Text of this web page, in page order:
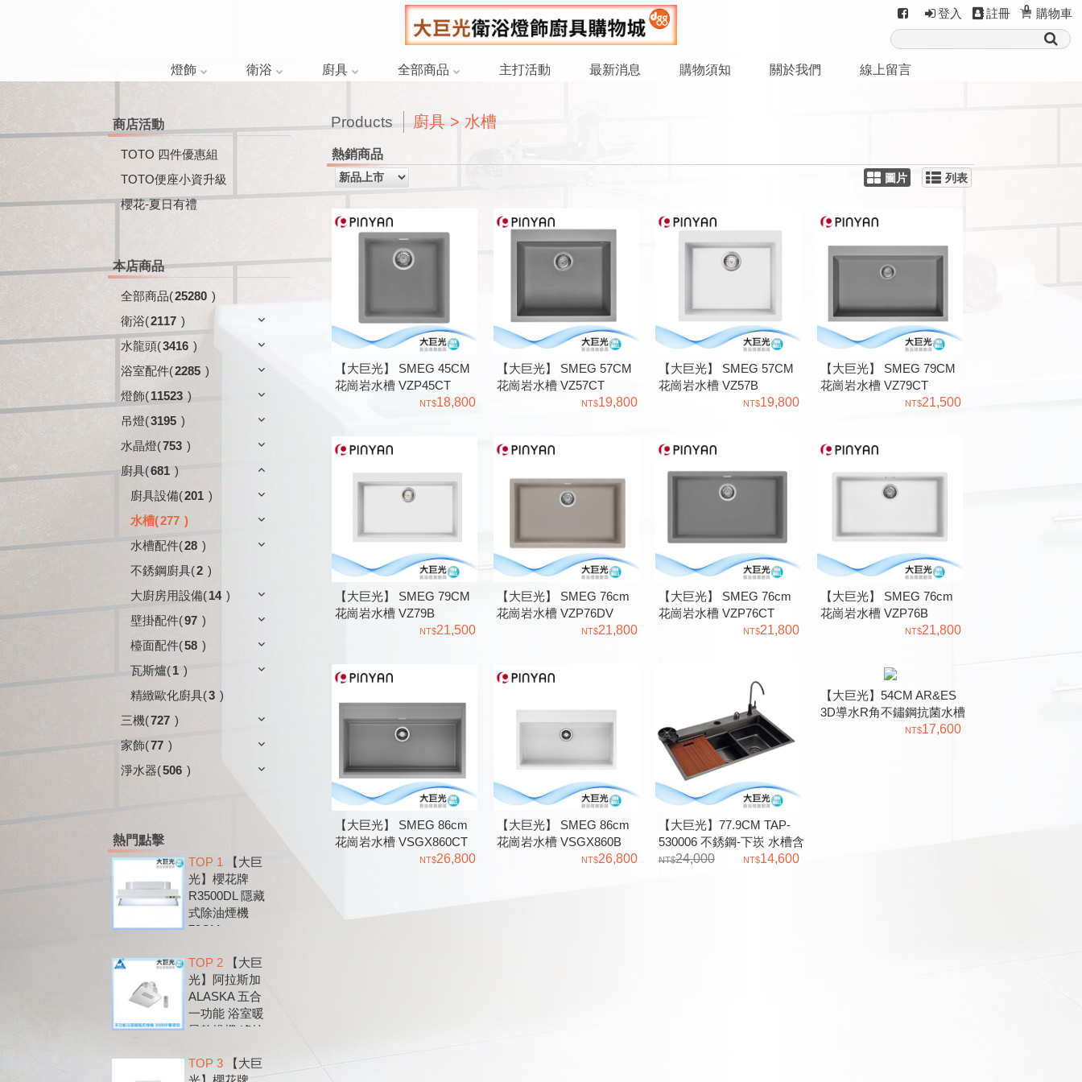
登入 註冊 0 購物車
燈飾 衛浴 廚具 全部商品 主打活動 最新消息 購物須知 關於我們 線上留言
商店活動
TOTO 四件優惠組
TOTO便座小資升級
櫻花-夏日有禮
本店商品
全部商品(25280 )
衛浴(2117 )
水龍頭(3416 )
浴室配件(2285 )
燈飾(11523 )
吊燈(3195 )
水晶燈(753 )
廚具(681 )
廚具設備(201 )
水槽(277 )
水槽配件(28 )
不銹鋼廚具(2 )
大廚房用設備(14 )
壁掛配件(97 )
檯面配件(58 )
瓦斯爐(1 )
精緻歐化廚具(3 )
三機(727 )
家飾(77 )
淨水器(506 )
熱門點擊
TOP 1
【大巨
光】櫻花牌
R3500DL 隱藏
式除油煙機
79CM
TOP 2【大巨
光】阿拉斯加
ALASKA 五合
一功能 浴室暖
風乾燥機 遙控
TOP 3【大巨
Products 廚具 > 水槽
熱銷商品
圖片 列表
【大巨光】 SMEG 45CM
花崗岩水槽 VZP45CT
18,800
【大巨光】 SMEG 57CM
花崗岩水槽 VZ57CT
19,800
【大巨光】 SMEG 57CM
花崗岩水槽 VZ57B
19,800
【大巨光】 SMEG 79CM
花崗岩水槽 VZ79CT
21,500
【大巨光】 SMEG 79CM
花崗岩水槽 VZ79B
21,500
【大巨光】 SMEG 76cm
花崗岩水槽 VZP76DV
21,800
【大巨光】 SMEG 76cm
花崗岩水槽 VZP76CT
21,800
【大巨光】 SMEG 76cm
花崗岩水槽 VZP76B
21,800
【大巨光】 SMEG 86cm
花崗岩水槽 VSGX860CT
26,800
【大巨光】 SMEG 86cm
花崗岩水槽 VSGX860B
26,800
【大巨光】77.9CM TAP-
530006 不銹鋼-下崁 水槽含
飛雨瀑布 + 沖杯器 + 飲水
24,000 14,600
【大巨光】54CM AR&ES
3D導水R角不鏽鋼抗菌水槽
ATF5043 不銹鋼-下崁17,600